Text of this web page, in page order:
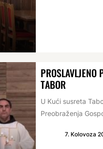
TABOR
U Kući susreta
Preobraženja
7. Kolovoza